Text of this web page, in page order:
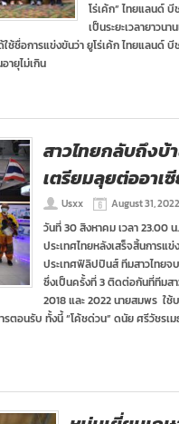
โร่เค้ก” ไทยแลนด์
เป็นระยะเวลายาวน
ใช้ชื่อการแข่งขันว่า ยูโร่เค้ก ไทยแลนด์
ายุไม่เกิน
สาวไทยกลับถึงบ้
เตรียมลุยต่ออาเ
Usxx August 31, 2022
วันที่ 30 สิงหาคม เวลา 23.00
ประเทศไทยหลังเสร็จสิ้นการ
ประเทศฟิลิปปินส์ ทีมสาวไทยจ
ซึ่งเป็นครั้งที่ 3 ติดต่อกันที่ทีมส
2018 และ 2022 นายสมพร ใ
ตอนรับ ทั้งนี้ “โค้ชด่วน” ดนัย ศรีวัชร